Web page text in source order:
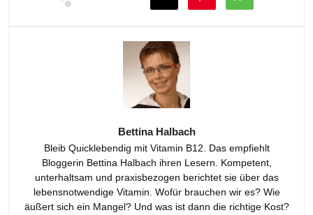
Bettina Halbach
Bleib Quicklebendig mit Vitamin B12. Das empfiehlt
Bloggerin Bettina Halbach ihren Lesern. Kompetent,
unterhaltsam und praxisbezogen berichtet sie über das
lebensnotwendige Vitamin. Wofür brauchen wir es? Wie
äußert sich ein Mangel? Und was ist dann die richtige Kost?